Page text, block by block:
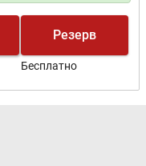
Резерв
Бесплатно